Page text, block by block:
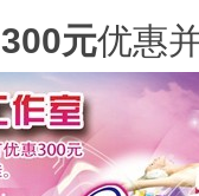
300元优惠